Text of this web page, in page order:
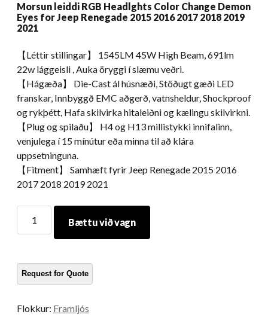
Morsun leiddi RGB Headlghts Color Change Demon
Eyes for Jeep Renegade 2015 2016 2017 2018 2019
2021
【Léttir stillingar】 1545LM 45W High Beam, 691lm
22w lággeisli , Auka öryggi í slæmu veðri.
【Hágæða】 Die-Cast ál húsnæði, Stöðugt gæði LED
franskar, Innbyggð EMC aðgerð, vatnsheldur, Shockproof
og rykþétt, Hafa skilvirka hitaleiðni og kælingu skilvirkni.
【Plug og spilaðu】 H4 og H13 millistykki innifalinn,
venjulega í 15 mínútur eða minna til að klára
uppsetninguna.
【Fitment】 Samhæft fyrir Jeep Renegade 2015 2016
2017 2018 2019 2021
leiddi
Color
Change
Eyes
Bættu við vagn
Flokkur: Framljós